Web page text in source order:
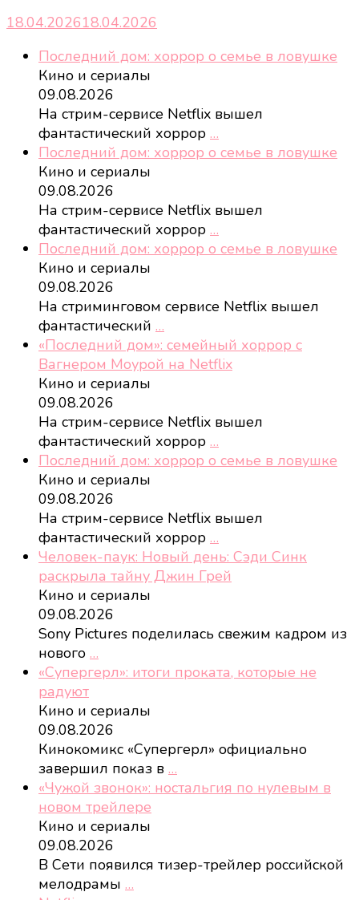
18.04.202618.04.2026
Последний дом: хоррор о семье в ловушке
Кино и сериалы
09.08.2026
На стрим-сервисе Netflix вышел
фантастический хоррор …
Последний дом: хоррор о семье в ловушке
Кино и сериалы
09.08.2026
На стрим-сервисе Netflix вышел
фантастический хоррор …
Последний дом: хоррор о семье в ловушке
Кино и сериалы
09.08.2026
На стриминговом сервисе Netflix вышел
фантастический …
«Последний дом»: семейный хоррор с
Вагнером Моурой на Netflix
Кино и сериалы
09.08.2026
На стрим-сервисе Netflix вышел
фантастический хоррор …
Последний дом: хоррор о семье в ловушке
Кино и сериалы
09.08.2026
На стрим-сервисе Netflix вышел
фантастический хоррор …
Человек-паук: Новый день: Сэди Синк
раскрыла тайну Джин Грей
Кино и сериалы
09.08.2026
Sony Pictures поделилась свежим кадром из
нового …
«Супергерл»: итоги проката, которые не
радуют
Кино и сериалы
09.08.2026
Кинокомикс «Супергерл» официально
завершил показ в …
«Чужой звонок»: ностальгия по нулевым в
новом трейлере
Кино и сериалы
09.08.2026
В Сети появился тизер-трейлер российской
мелодрамы …